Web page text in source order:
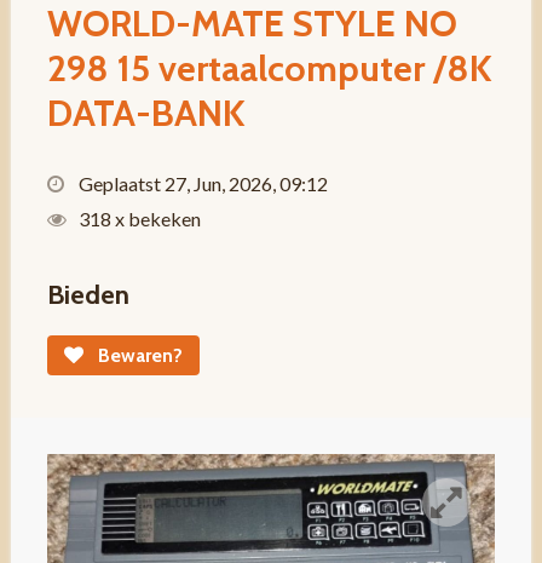
WORLD-MATE STYLE NO
298 15 vertaalcomputer /8K
DATA-BANK
Geplaatst 27, Jun, 2026, 09:12
318 x bekeken
Bieden
Bewaren?